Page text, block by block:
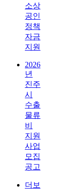
소상
공인
정책
자금
지원
2026
년
진주
시
수출
물류
비
지원
사업
모집
공고
더보